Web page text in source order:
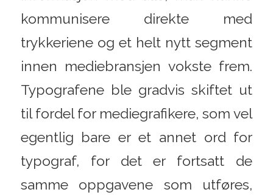
kommunisere direkte med
trykkeriene og et helt nytt segment
innen mediebransjen vokste frem.
Typografene ble gradvis skiftet ut
til fordel for mediegrafikere, som vel
egentlig bare er et annet ord for
typograf, for det er fortsatt de
samme oppgavene som utføres,